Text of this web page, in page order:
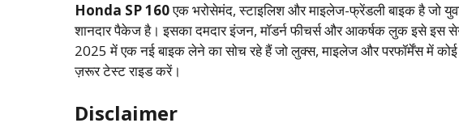
Honda SP 160एक भरोसेमंद, स्टाइलिश और माइलेज-फ्रेंडली बाइक है जो
शानदार पैकेज है। इसका दमदार इंजन, मॉडर्न फीचर्स और आकर्षक लुक इसे
2025 में एक नई बाइक लेने का सोच रहे हैं जो लुक्स, माइलेज और परफॉर्मेंस में
ज़रूर टेस्ट राइड करें।
Disclaimer